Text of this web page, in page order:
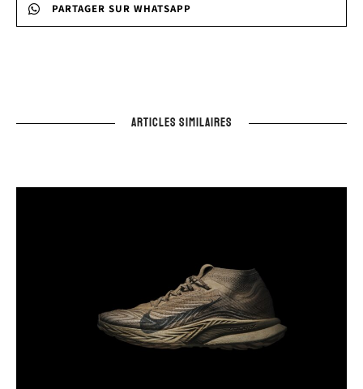
PARTAGER SUR WHATSAPP
ARTICLES SIMILAIRES